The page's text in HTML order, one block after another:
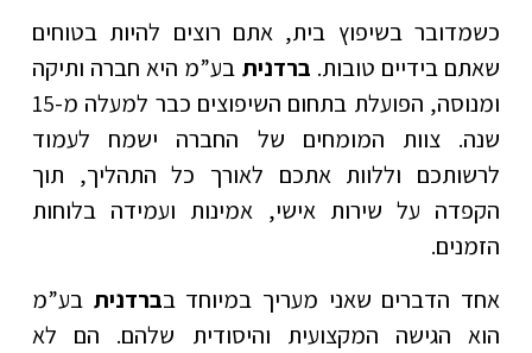
כשמדובר בשיפוץ בית, אתם רוצים להיות בטוחים
שאתם בידיים טובות. ברדנית בע”מ היא חברה ותיקה
ומנוסה, הפועלת בתחום השיפוצים כבר למעלה מ-15
שנה. צוות המומחים של החברה ישמח לעמוד
לרשותכם וללוות אתכם לאורך כל התהליך, תוך
הקפדה על שירות אישי, אמינות ועמידה בלוחות
הזמנים.
אחד הדברים שאני מעריך במיוחד בברדנית בע”מ
הוא הגישה המקצועית והיסודית שלהם. הם לא